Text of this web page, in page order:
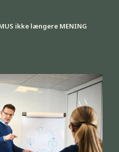
ikke længere MENING